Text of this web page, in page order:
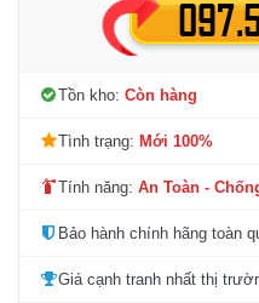
Tồn kho: Còn hàng
Tình trạng: Mới 100%
Tính năng: An Toàn -
Bảo hành chính hãng toàn
Giá cạnh tranh nhất thị